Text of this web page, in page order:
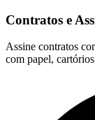
Contratos e
Assine contratos
com papel,